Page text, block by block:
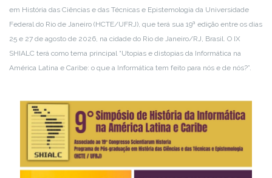
em História das Ciências e das Técnicas e Epistemologia da Universidade
Federal do Rio de Janeiro (HCTE/UFRJ), que terá sua 19ª edição entre os dias
25 e 27 de agosto de 2026, na cidade do Rio de Janeiro/RJ, Brasil. O IX
SHIALC terá como tema principal “Utopias e distopias da Informática na
América Latina e Caribe: o que a Informática tem feito para nós e de nós?”.